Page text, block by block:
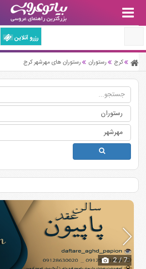
رزرو آنلاین
کرج رستوران رستوران های مهرشهر کرج
2/ 7